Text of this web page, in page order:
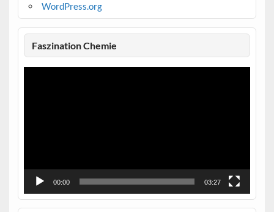
WordPress.org
Faszination Chemie
Video-
00:00 03:27